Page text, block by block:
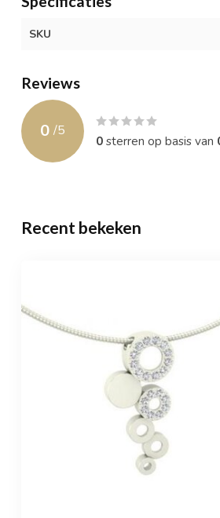
SKU
Reviews
0 /5
0sterren op basis van
Recent bekeken